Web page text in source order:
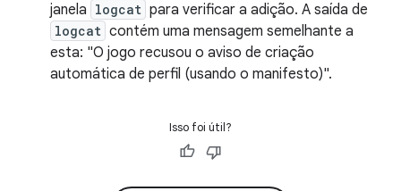
janela logcat para verificar a adição. A saída de
logcat contém uma mensagem semelhante a
esta: "O jogo recusou o aviso de criação
automática de perfil (usando o manifesto)".
Isso foi útil?